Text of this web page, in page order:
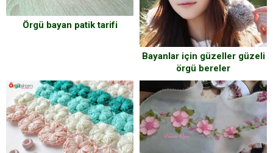
Örgü bayan patik tarifi
Bayanlar için güzeller güzeli
örgü bereler